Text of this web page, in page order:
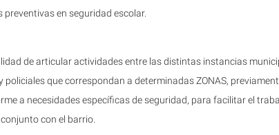
en seguridad escolar.
de articular actividades entre las distintas instancias
policiales que correspondan a determinadas ZONAS,
a necesidades específicas de seguridad, para facilitar el
con el barrio.